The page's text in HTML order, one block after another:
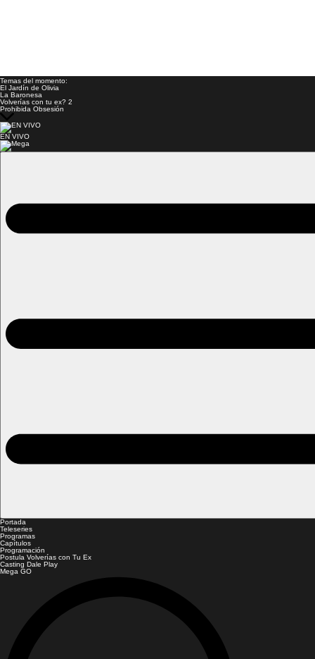
Temas del momento:
El Jardín de Olivia
La Baronesa
Volverías con tu ex? 2
Prohibida Obsesión
EN VIVO
Portada
Teleseries
Programas
Capítulos
Programación
Postula Volverías con Tu Ex
Casting Dale Play
Mega GO